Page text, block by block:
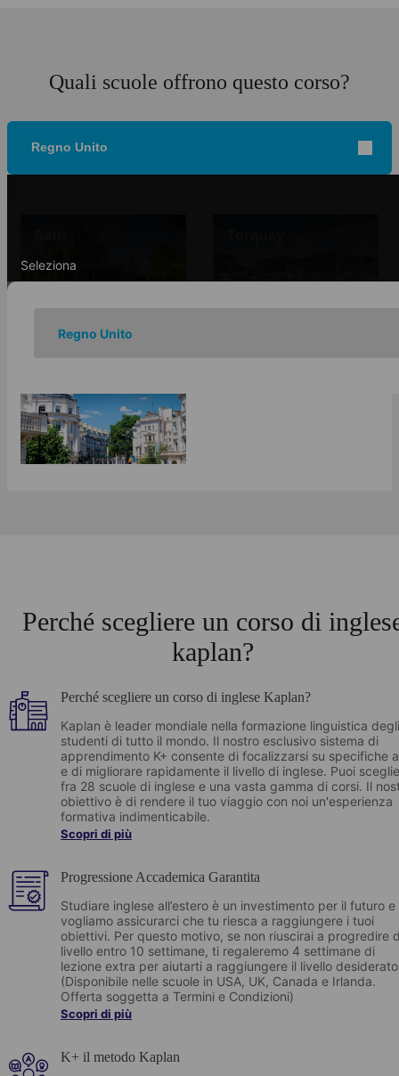
Quali scuole offrono questo corso?
Regno Unito
Seleziona
Regno Unito
Perché scegliere un corso di
kaplan?
Perché scegliere un corso di inglese Kaplan?
Kaplan è leader mondiale nella formazione linguistica degli
studenti di tutto il mondo. Il nostro esclusivo sistema di
apprendimento K+ consente di focalizzarsi su specifiche
e di migliorare rapidamente il livello di inglese. Puoi
fra 28 scuole di inglese e una vasta gamma di corsi. Il
obiettivo è di rendere il tuo viaggio con noi un'esperienza
formativa indimenticabile.
Scopri di più
Progressione Accademica Garantita
Studiare inglese all’estero è un investimento per il futuro e
vogliamo assicurarci che tu riesca a raggiungere i tuoi
obiettivi. Per questo motivo, se non riuscirai a progredire
livello entro 10 settimane, ti regaleremo 4 settimane di
lezione extra per aiutarti a raggiungere il livello
(Disponibile nelle scuole in USA, UK, Canada e Irlanda.
Offerta soggetta a Termini e Condizioni)
Scopri di più
K+ il metodo Kaplan